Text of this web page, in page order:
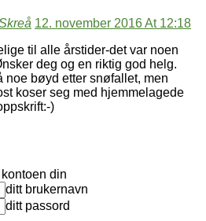
12. november 2016 At 12:18
til alle årstider-det var noen
deg og en riktig god helg.
noe bøyd etter snøfallet, men
koser seg med hjemmelagede
)
din
ditt brukernavn
ditt passord